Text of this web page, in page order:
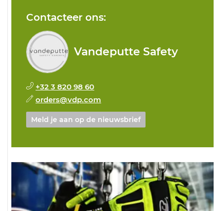
Contacteer ons:
Vandeputte Safety
+32 3 820 98 60
orders@vdp.com
Meld je aan op de nieuwsbrief